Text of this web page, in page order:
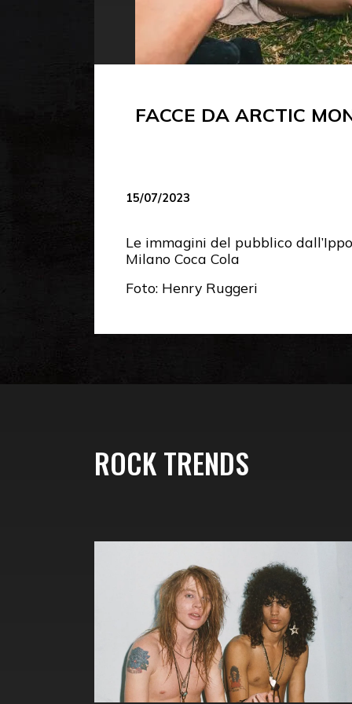
FACCE DA ARCTIC
15/07/2023
Le immagini del pubblico
Milano Coca Cola
Foto: Henry Ruggeri
ROCK TRENDS